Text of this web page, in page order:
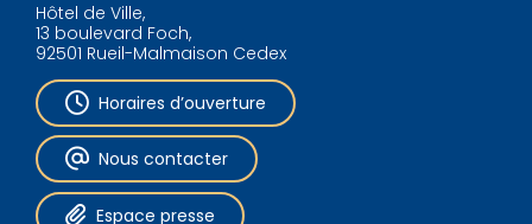
Hôtel de Ville,
13 boulevard Foch,
92501 Rueil-Malmaison Cedex
Horaires d’ouverture
Nous contacter
Espace presse